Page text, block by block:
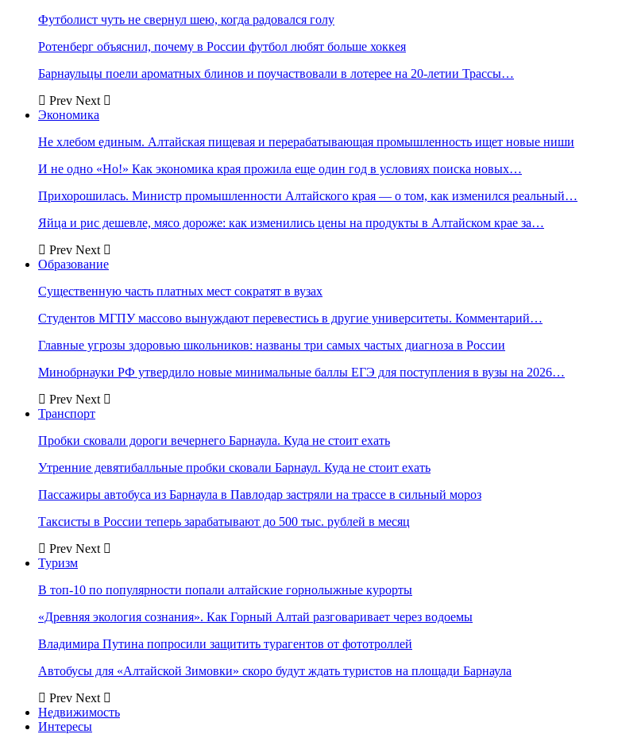
Футболист чуть не свернул шею, когда радовался голу
Ротенберг объяснил, почему в России футбол любят больше хоккея
Барнаульцы поели ароматных блинов и поучаствовали в лотерее на 20-летии Трассы…
Prev Next
Экономика
Не хлебом единым. Алтайская пищевая и перерабатывающая промышленность ищет новые ниши
И не одно «Но!» Как экономика края прожила еще один год в условиях поиска новых…
Прихорошилась. Министр промышленности Алтайского края — о том, как изменился реальный…
Яйца и рис дешевле, мясо дороже: как изменились цены на продукты в Алтайском крае за…
Prev Next
Образование
Существенную часть платных мест сократят в вузах
Студентов МГПУ массово вынуждают перевестись в другие университеты. Комментарий…
Главные угрозы здоровью школьников: названы три самых частых диагноза в России
Минобрнауки РФ утвердило новые минимальные баллы ЕГЭ для поступления в вузы на 2026…
Prev Next
Транспорт
Пробки сковали дороги вечернего Барнаула. Куда не стоит ехать
Утренние девятибалльные пробки сковали Барнаул. Куда не стоит ехать
Пассажиры автобуса из Барнаула в Павлодар застряли на трассе в сильный мороз
Таксисты в России теперь зарабатывают до 500 тыс. рублей в месяц
Prev Next
Туризм
В топ-10 по популярности попали алтайские горнолыжные курорты
«Древняя экология сознания». Как Горный Алтай разговаривает через водоемы
Владимира Путина попросили защитить турагентов от фототроллей
Автобусы для «Алтайской Зимовки» скоро будут ждать туристов на площади Барнаула
Prev Next
Недвижимость
Интересы